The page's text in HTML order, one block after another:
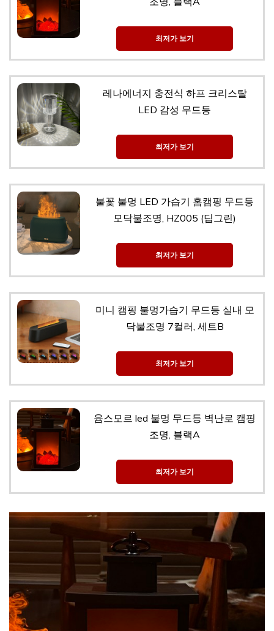
최저가 보기
레나에너지 충전식 하프 크리스탈
LED 감성 무드등
최저가 보기
불꽃 불멍 LED 가습기 홈캠핑 무드등
모닥불조명, HZ005 (딥그린)
최저가 보기
미니 캠핑 불멍가습기 무드등 실내 모
닥불조명 7컬러, 세트B
최저가 보기
윰스모르 led 불멍 무드등 벽난로 캠핑
조명, 블랙A
최저가 보기